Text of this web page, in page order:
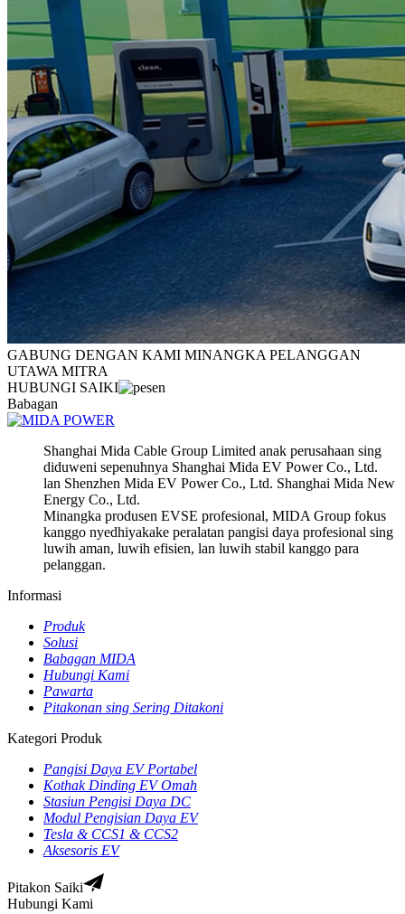
GABUNG DENGAN KAMI MINANGKA PELANGGAN
UTAWA MITRA
HUBUNGI SAIKI
Babagan
Shanghai Mida Cable Group Limited anak perusahaan sing
diduweni sepenuhnya Shanghai Mida EV Power Co., Ltd.
lan Shenzhen Mida EV Power Co., Ltd. Shanghai Mida New
Energy Co., Ltd.
Minangka produsen EVSE profesional, MIDA Group fokus
kanggo nyedhiyakake peralatan pangisi daya profesional sing
luwih aman, luwih efisien, lan luwih stabil kanggo para
pelanggan.
Informasi
Produk
Solusi
Babagan MIDA
Hubungi Kami
Pawarta
Pitakonan sing Sering Ditakoni
Kategori Produk
Pangisi Daya EV Portabel
Kothak Dinding EV Omah
Stasiun Pengisi Daya DC
Modul Pengisian Daya EV
Tesla & CCS1 & CCS2
Aksesoris EV
Pitakon Saiki
Hubungi Kami